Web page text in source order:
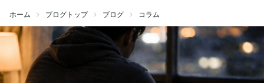
ホーム ブログトップ ブログ コラム